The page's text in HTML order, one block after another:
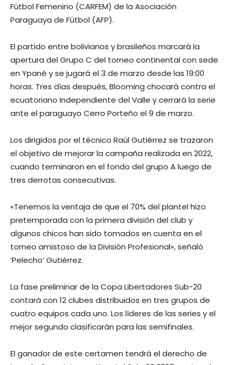
Fútbol Femenino (CARFEM) de la Asociación
Paraguaya de Fútbol (AFP).
El partido entre bolivianos y brasileños marcará la
apertura del Grupo C del torneo continental con sede
en Ypané y se jugará el 3 de marzo desde las 19:00
horas. Tres días después, Blooming chocará contra el
ecuatoriano Independiente del Valle y cerrará la serie
ante el paraguayo Cerro Porteño el 9 de marzo.
Los dirigidos por el técnico Raúl Gutiérrez se trazaron
el objetivo de mejorar la campaña realizada en 2022,
cuando terminaron en el fondo del grupo A luego de
tres derrotas consecutivas.
«Tenemos la ventaja de que el 70% del plantel hizo
pretemporada con la primera división del club y
algunos chicos han sido tomados en cuenta en el
torneo amistoso de la División Profesional», señaló
‘Pelecho’ Gutiérrez.
La fase preliminar de la Copa Libertadores Sub-20
contará con 12 clubes distribuidos en tres grupos de
cuatro equipos cada uno. Los líderes de las series y el
mejor segundo clasificarán para las semifinales.
El ganador de este certamen tendrá el derecho de